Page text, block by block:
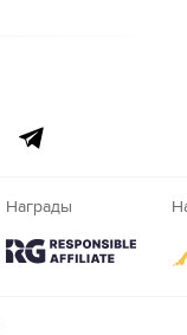
Награды